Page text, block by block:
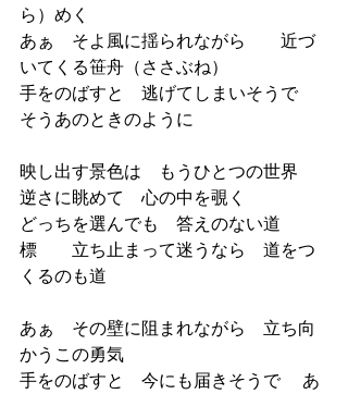
ら）めく
あぁ　そよ風に揺られながら　　近づ
いてくる笹舟（ささぶね）
手をのばすと　逃げてしまいそうで
そうあのときのように
映し出す景色は　もうひとつの世界
逆さに眺めて　心の中を覗く
どっちを選んでも　答えのない道
標　　立ち止まって迷うなら　道をつ
くるのも道
あぁ　その壁に阻まれながら　立ち向
かうこの勇気
手をのばすと　今にも届きそうで　 あ